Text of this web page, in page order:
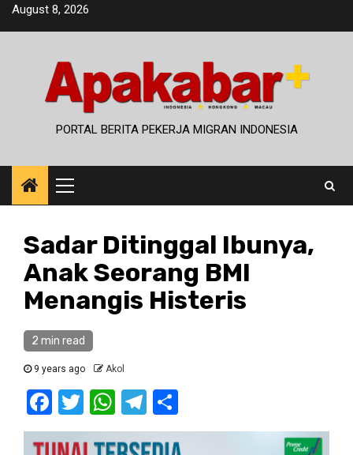
SkipAugust 8, 2026
PORTAL BERITA PEKERJA MIGRAN INDONESIA
Primary
Menu
Sadar Ditinggal Ibunya,
Anak Seorang BMI
Menangis Histeris
2 min read
9 years ago Akol
Facebook
Twitter
WhatsApp
Telegram